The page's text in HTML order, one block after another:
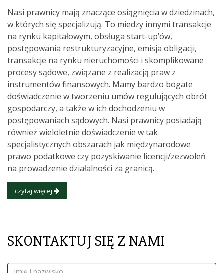
Nasi prawnicy mają znaczące osiągnięcia w dziedzinach,
w których się specjalizują. To miedzy innymi transakcje
na rynku kapitałowym, obsługa start-up’ów,
postępowania restrukturyzacyjne, emisja obligacji,
transakcje na rynku nieruchomości i skomplikowane
procesy sądowe, związane z realizacją praw z
instrumentów finansowych. Mamy bardzo bogate
doświadczenie w tworzeniu umów regulujących obrót
gospodarczy, a także w ich dochodzeniu w
postępowaniach sądowych. Nasi prawnicy posiadają
również wieloletnie doświadczenie w tak
specjalistycznych obszarach jak międzynarodowe
prawo podatkowe czy pozyskiwanie licencji/zezwoleń
na prowadzenie działalności za granicą.
czytaj więcej
SKONTAKTUJ SIĘ Z NAMI
Imię